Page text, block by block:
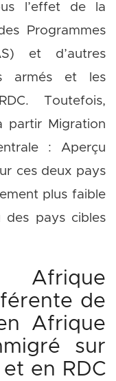
l’effet de la
Programmes
et d’autres
armés et les
Toutefois,
partir Migration
: Aperçu
ces deux pays
plus faible
des pays cibles
Afrique
de
Afrique
sur
en RDC